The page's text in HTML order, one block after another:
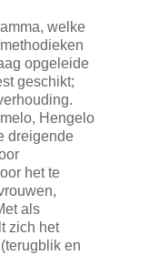
welke
opgeleide
geschikt;
Hengelo
dreigende
het te
als
zich het
en